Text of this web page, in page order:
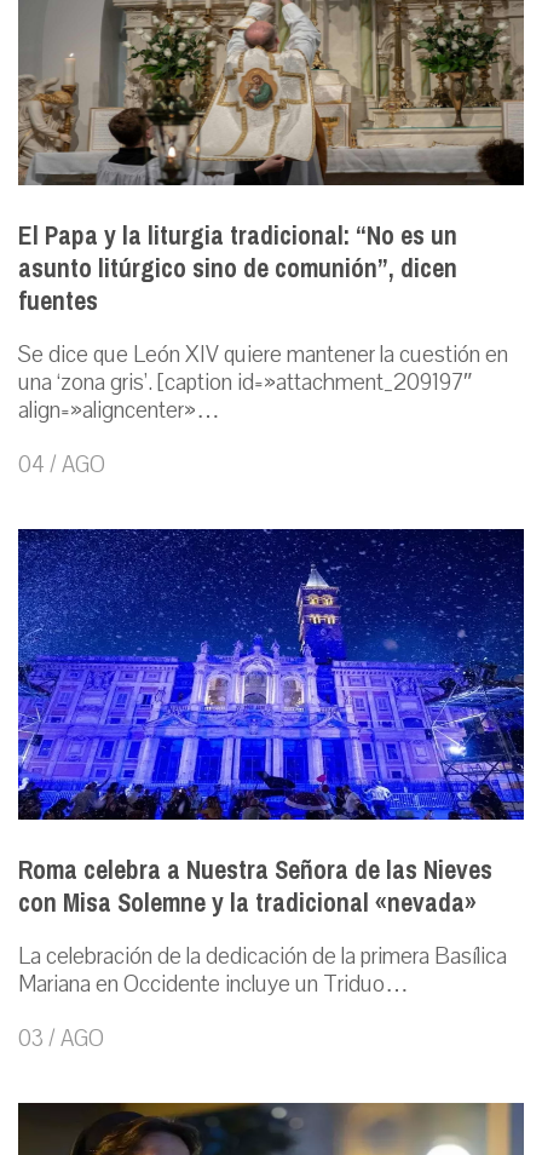
El Papa y la liturgia tradicional: “No es un
asunto litúrgico sino de comunión”, dicen
fuentes
Se dice que León XIV quiere mantener la cuestión en
una ‘zona gris’. [caption id=»attachment_209197″
align=»aligncenter»…
04 / AGO
Roma celebra a Nuestra Señora de las Nieves
con Misa Solemne y la tradicional «nevada»
La celebración de la dedicación de la primera Basílica
Mariana en Occidente incluye un Triduo…
03 / AGO